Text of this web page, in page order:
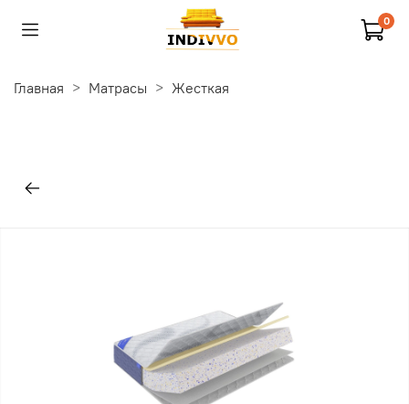
0
Главная Матрасы Жесткая